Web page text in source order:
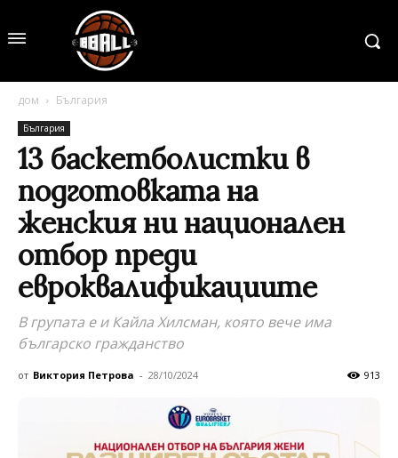
дом България
България
13 баскетболистки в
подготовката на
женския ни национален
отбор преди
евроквалификациите
В групата е и Кайла Хилсман, която вече има
българско гражданство
от Виктория Петрова - 28/10/2024 913